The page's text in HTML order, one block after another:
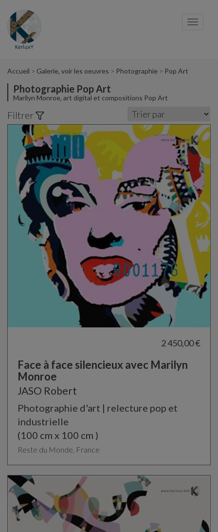
Accueil Galerie, voir les oeuvres Photographie Pop Art
Photographie Pop Art
Marilyn Monroe, art digital et compositions Pop Art
Filtrer
2 450,00 €
Face à face silencieux avec Marilyn
Monroe
JASO Robert
Photographie d'art | relecture pop et
industrielle
(100 cm x 100 cm )
Reste du Monde, France